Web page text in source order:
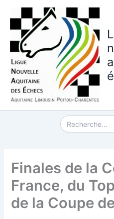
contenu
Rechercher :
Finales de la
France, du
de la Coupe